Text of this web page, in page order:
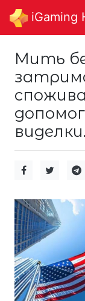
iGaming
Мить
виделки.